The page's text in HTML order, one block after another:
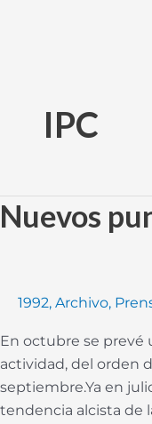
contenidoIPC
Nuevos
1992, Archivo,
En octubre se prevé
actividad, del orden
septiembre.Ya en
tendencia alcista de
Nuevos
puntos